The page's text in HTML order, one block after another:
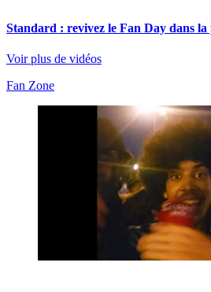
Standard : revivez le Fan Day dans la
Voir plus de vidéos
Fan Zone